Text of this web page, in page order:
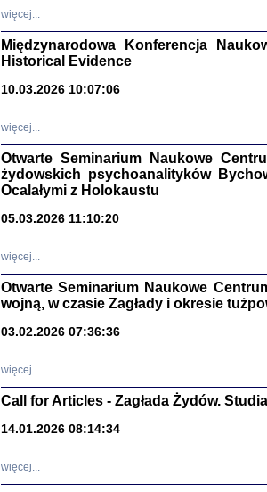
więcej...
Międzynarodowa Konferencja
Historical Evidence
10.03.2026 10:07:06
więcej...
Otwarte Seminarium Naukowe
żydowskich psychoanalityków
Ocalałymi z Holokaustu
05.03.2026 11:10:20
więcej...
Otwarte Seminarium Naukowe
wojną, w czasie Zagłady i okresie
03.02.2026 07:36:36
więcej...
Call for Articles - Zagłada Żydów.
14.01.2026 08:14:34
więcej...